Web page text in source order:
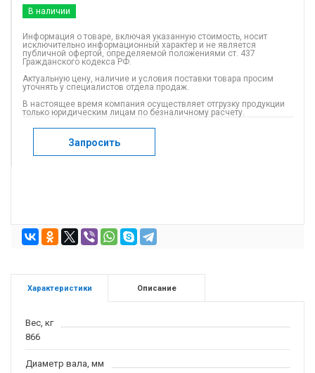
В наличии
Информация о товаре, включая указанную стоимость, носит
исключительно информационный характер и не является
публичной офертой, определяемой положениями ст. 437
Гражданского кодекса РФ.
Актуальную цену, наличие и условия поставки товара просим
уточнять у специалистов отдела продаж.
В настоящее время компания осуществляет отгрузку продукции
только юридическим лицам по безналичному расчету.
Запросить
Характеристики Описание
Вес, кг
866
Диаметр вала, мм